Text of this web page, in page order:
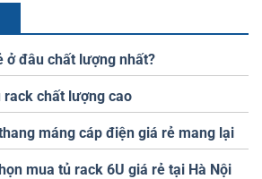
ở đâu chất lượng nhất?
chất lượng cao
máng cáp điện giá rẻ mang lại
mua tủ rack 6U giá rẻ tại Hà Nội